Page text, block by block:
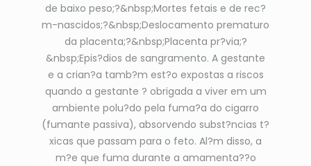
de baixo peso;?&nbsp;Mortes fetais e de rec?
m-nascidos;?&nbsp;Deslocamento prematuro
da placenta;?&nbsp;Placenta pr?via;?
&nbsp;Epis?dios de sangramento. A gestante
e a crian?a tamb?m est?o expostas a riscos
quando a gestante ? obrigada a viver em um
ambiente polu?do pela fuma?a do cigarro
(fumante passiva), absorvendo subst?ncias t?
xicas que passam para o feto. Al?m disso, a
m?e que fuma durante a amamenta??o